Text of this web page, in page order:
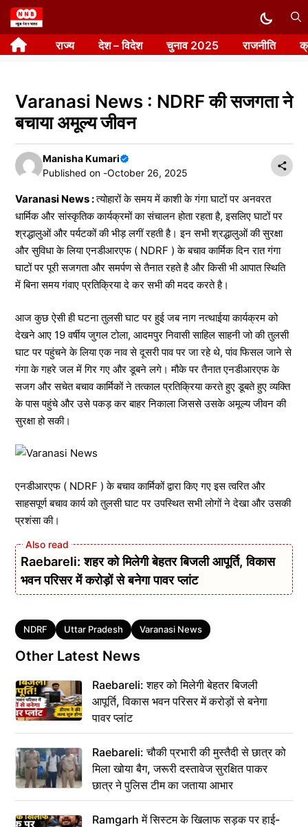
Skip
to
content राज्य देश – विदेश चुनाव 2025 राजनीति
Varanasi News : NDRF की सजगता ने
बचाया अमूल्य जीवन
Manisha Kumari
Published on -October 26, 2025
Varanasi News :त्योहारों के समय में काशी के गंगा घाटों पर अनवरत
धार्मिक और सांस्कृतिक कार्यक्रमों का संचालन होता रहता है, इसलिए घाटों पर
श्रद्धालुओं और पर्यटकों की भीड़ लगीं रहती है। इन सभी श्रद्धालुओं की सुरक्षा
और सुविधा के लिया एनडीआरएफ ( NDRF ) के बचाव कार्मिक दिन रात गंगा
घाटों पर पूरी सजगता और समर्पण से तैनात रहते है और किसी भी आपात स्थिति
में बिना समय गंवाए प्रतिक्रिया दे कर सभी की मदद करते है।
आज कुछ ऐसी ही घटना तुलसी घाट पर हुई जब नाग नत्थाईया कार्यक्रम को
देखने आए 19 वर्षीय जुगल टोला, आदमपुर निवासी साहिल साहनी जो की तुलसी
घाट पर पहुंचने के लिया एक नाव से दूसरी पाव पर जा रहे थे, पांव फिसल जाने से
गंगा के गहरे जल में गिर गए और डूबने लगे। मौके पर तैनात एनडीआरएफ के
सजग और सचेत बचाव कार्मिकों ने तत्काल प्रतिक्रिया करते हुए डूबते हुए व्यक्ति
के पास पहुंचे और उसे पकड़ कर बाहर निकाला जिससे उसके अमूल्य जीवन की
सुरक्षा हो सकी।
एनडीआरएफ ( NDRF ) के बचाव कार्मिकों द्वारा किए गए इस त्वरित और
साहसपूर्ण बचाव कार्य को तुलसी घाट पर उपस्थित सभी लोगों ने देखा और उसकी
प्रशंसा की।
Raebareli: शहर को मिलेगी बेहतर बिजली आपूर्ति, विकास
भवन परिसर में करोड़ों से बनेगा पावर प्लांट
Tags
NDRF Uttar Pradesh Varanasi News
Other Latest News
Raebareli: शहर को मिलेगी बेहतर बिजली
आपूर्ति, विकास भवन परिसर में करोड़ों से बनेगा
पावर प्लांट
Raebareli: चौकी प्रभारी की मुस्तैदी से छात्र को
मिला खोया बैग, जरूरी दस्तावेज सुरक्षित पाकर
छात्र ने पुलिस टीम का जताया आभार
Ramgarh में सिस्टम के खिलाफ सड़क पर हाई-